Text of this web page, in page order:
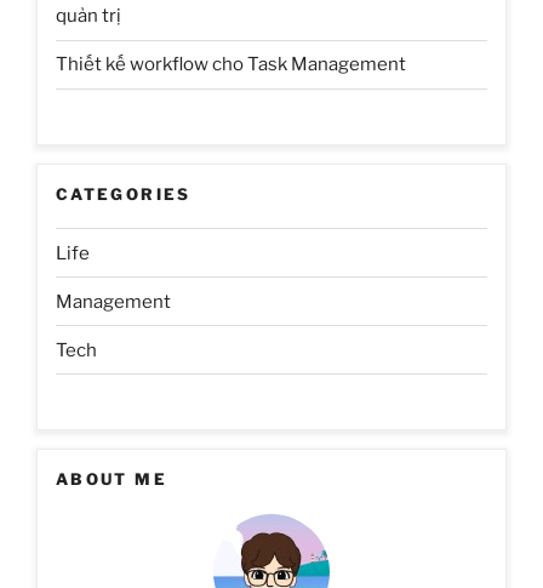
quản trị
Thiết kế workflow cho Task Management
CATEGORIES
Life
Management
Tech
ABOUT ME